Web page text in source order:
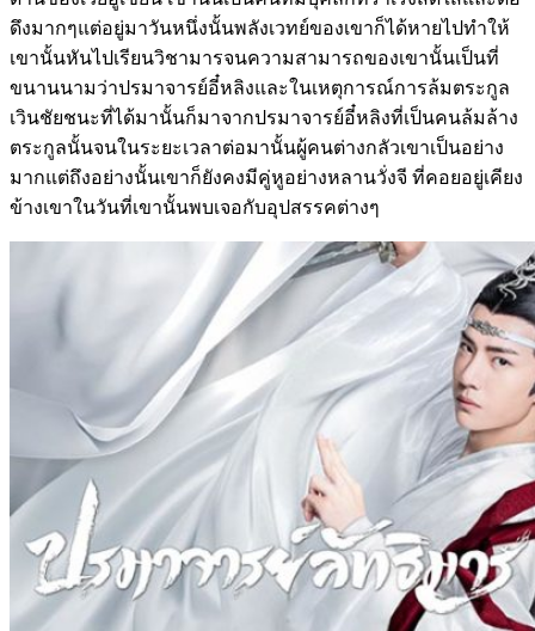
ดึงมากๆแต่อยู่มาวันหนึ่งนั้นพลังเวทย์ของเขาก็ได้หายไปทำให้
เขานั้นหันไปเรียนวิชามารจนความสามารถของเขานั้นเป็นที่
ขนานนามว่าปรมาจารย์อี๋หลิงและในเหตุการณ์การล้มตระกูล
เวินชัยชนะที่ได้มานั้นก็มาจากปรมาจารย์อี๋หลิงที่เป็นคนล้มล้าง
ตระกูลนั้นจนในระยะเวลาต่อมานั้นผู้คนต่างกลัวเขาเป็นอย่าง
มากแต่ถึงอย่างนั้นเขาก็ยังคงมีคู่หูอย่างหลานวั่งจี ที่คอยอยู่เคียง
ข้างเขาในวันที่เขานั้นพบเจอกับอุปสรรคต่างๆ